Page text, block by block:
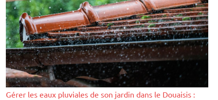
Gérer les eaux pluviales de son jardin dans le Douaisis :